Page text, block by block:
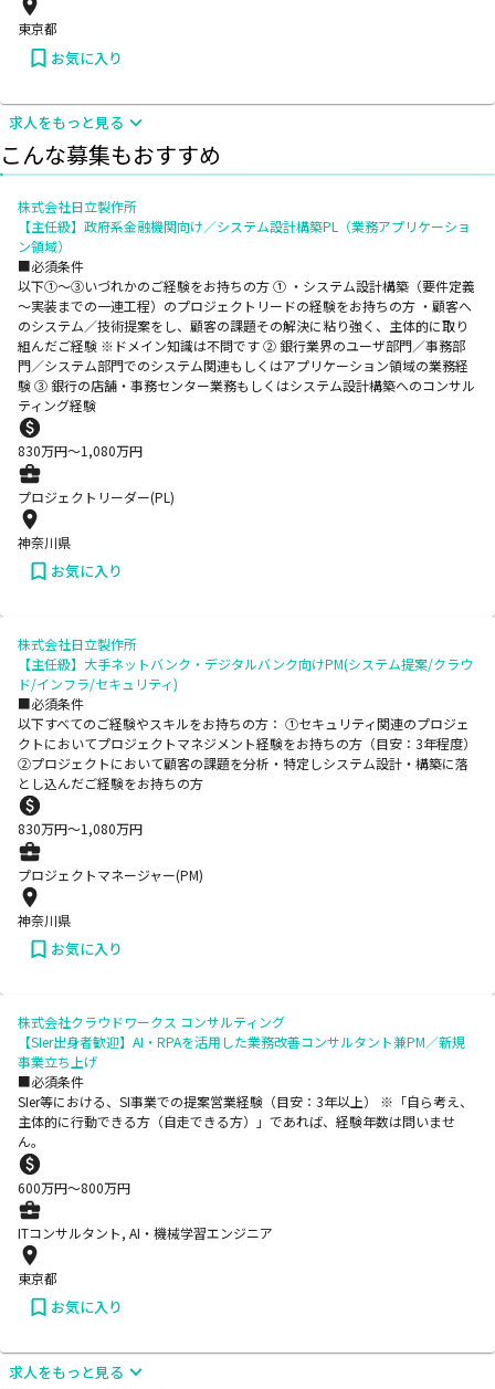
東京都
お気に入り
求人をもっと見る
こんな募集もおすすめ
株式会社日立製作所
【主任級】政府系金融機関向け／システム設計構築PL（業務アプリケーショ
ン領域）
■必須条件
以下①～③いづれかのご経験をお持ちの方 ① ・システム設計構築（要件定義
～実装までの一連工程）のプロジェクトリードの経験をお持ちの方 ・顧客へ
のシステム／技術提案をし、顧客の課題その解決に粘り強く、主体的に取り
組んだご経験 ※ドメイン知識は不問です ② 銀行業界のユーザ部門／事務部
門／システム部門でのシステム関連もしくはアプリケーション領域の業務経
験 ③ 銀行の店舗・事務センター業務もしくはシステム設計構築へのコンサル
ティング経験
830万円〜1,080万円
プロジェクトリーダー(PL)
神奈川県
お気に入り
株式会社日立製作所
【主任級】大手ネットバンク・デジタルバンク向けPM(システム提案/クラウ
ド/インフラ/セキュリティ)
■必須条件
以下すべてのご経験やスキルをお持ちの方： ①セキュリティ関連のプロジェ
クトにおいてプロジェクトマネジメント経験をお持ちの方（目安：3年程度）
②プロジェクトにおいて顧客の課題を分析・特定しシステム設計・構築に落
とし込んだご経験をお持ちの方
830万円〜1,080万円
プロジェクトマネージャー(PM)
神奈川県
お気に入り
株式会社クラウドワークス コンサルティング
【SIer出身者歓迎】AI・RPAを活用した業務改善コンサルタント兼PM／新規
事業立ち上げ
■必須条件
SIer等における、SI事業での提案営業経験（目安：3年以上） ※「自ら考え、
主体的に行動できる方（自走できる方）」であれば、経験年数は問いませ
ん。
600万円〜800万円
ITコンサルタント, AI・機械学習エンジニア
東京都
お気に入り
求人をもっと見る